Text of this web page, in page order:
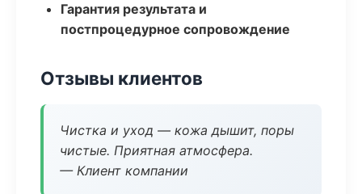
Гарантия результата и
постпроцедурное сопровождение
Отзывы клиентов
Чистка и уход — кожа дышит, поры
чистые. Приятная атмосфера.
— Клиент компании